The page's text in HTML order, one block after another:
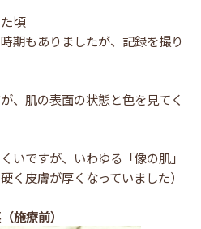
頃
期もありましたが、記録を撮り
、肌の表面の状態と色を見てく
いですが、いわゆる「像の肌」
く皮膚が厚くなっていました）
施療前）